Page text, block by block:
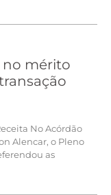
no mérito
No Acórdão
Alencar, o Pleno
as